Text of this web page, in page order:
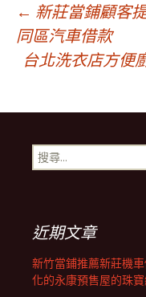
文
章
導
航
列
← 新莊當鋪顧客
同區汽車借款
台北洗衣店方便
搜
尋
近期文章
新竹當鋪推薦新莊機
化的永康預售屋的珠